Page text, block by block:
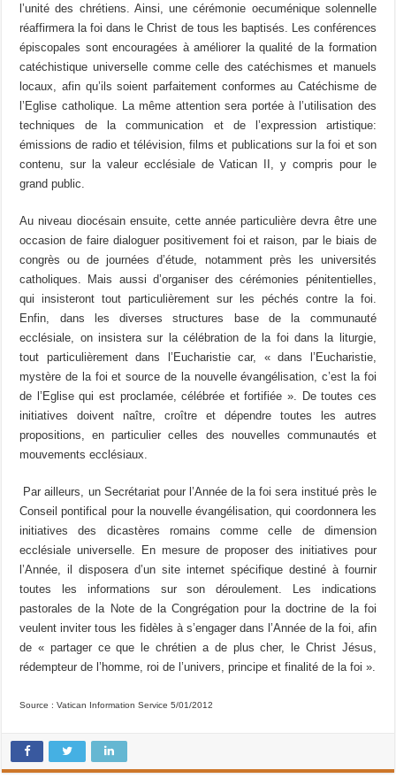
l’unité des chrétiens. Ainsi, une cérémonie oecuménique solennelle
réaffirmera la foi dans le Christ de tous les baptisés. Les conférences
épiscopales sont encouragées à améliorer la qualité de la formation
catéchistique universelle comme celle des catéchismes et manuels
locaux, afin qu’ils soient parfaitement conformes au Catéchisme de
l’Eglise catholique. La même attention sera portée à l’utilisation des
techniques de la communication et de l’expression artistique:
émissions de radio et télévision, films et publications sur la foi et son
contenu, sur la valeur ecclésiale de Vatican II, y compris pour le
grand public.
Au niveau diocésain ensuite, cette année particulière devra être une
occasion de faire dialoguer positivement foi et raison, par le biais de
congrès ou de journées d’étude, notamment près les universités
catholiques. Mais aussi d’organiser des cérémonies pénitentielles,
qui insisteront tout particulièrement sur les péchés contre la foi.
Enfin, dans les diverses structures base de la communauté
ecclésiale, on insistera sur la célébration de la foi dans la liturgie,
tout particulièrement dans l’Eucharistie car, « dans l’Eucharistie,
mystère de la foi et source de la nouvelle évangélisation, c’est la foi
de l’Eglise qui est proclamée, célébrée et fortifiée ». De toutes ces
initiatives doivent naître, croître et dépendre toutes les autres
propositions, en particulier celles des nouvelles communautés et
mouvements ecclésiaux.
Par ailleurs, un Secrétariat pour l’Année de la foi sera institué près le
Conseil pontifical pour la nouvelle évangélisation, qui coordonnera les
initiatives des dicastères romains comme celle de dimension
ecclésiale universelle. En mesure de proposer des initiatives pour
l’Année, il disposera d’un site internet spécifique destiné à fournir
toutes les informations sur son déroulement. Les indications
pastorales de la Note de la Congrégation pour la doctrine de la foi
veulent inviter tous les fidèles à s’engager dans l’Année de la foi, afin
de « partager ce que le chrétien a de plus cher, le Christ Jésus,
rédempteur de l’homme, roi de l’univers, principe et finalité de la foi ».
Source : Vatican Information Service 5/01/2012